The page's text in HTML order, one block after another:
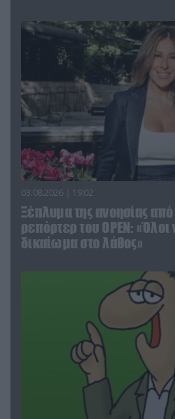
03.08.2026 | 19:02
Ξέπλυμα της ανοησίας από
ρεπόρτερ του ΟΡΕΝ:
δικαίωμα στο λάθος»